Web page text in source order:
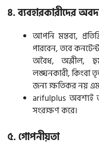
৪. ব্যবহারকারীদের
আপনি মন্তব্য,
পারবেন, তবে
অবৈধ, অশ্লীল,
লঙ্ঘনকারী, কিংবা
জন্য ক্ষতিকর নয়
arifulplus অবশ্যই
সংরক্ষণ করে।
৫. গোপনীয়তা